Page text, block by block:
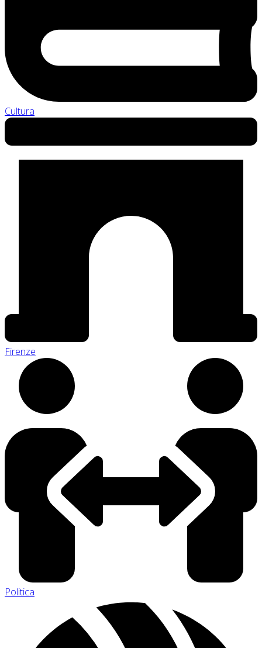
Cultura
Firenze
Politica